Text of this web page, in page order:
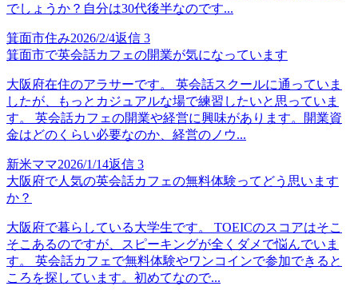
でしょうか？自分は30代後半なのです...
箕面市住み2026/2/4返信 3
箕面市で英会話カフェの開業が気になっています
大阪府在住のアラサーです。 英会話スクールに通っていま
したが、もっとカジュアルな場で練習したいと思っていま
す。 英会話カフェの開業や経営に興味があります。開業資
金はどのくらい必要なのか、経営のノウ...
新米ママ2026/1/14返信 3
大阪府で人気の英会話カフェの無料体験ってどう思います
か？
大阪府で暮らしている大学生です。 TOEICのスコアはそこ
そこあるのですが、スピーキングが全くダメで悩んでいま
す。 英会話カフェで無料体験やワンコインで参加できると
ころを探しています。初めてなので...